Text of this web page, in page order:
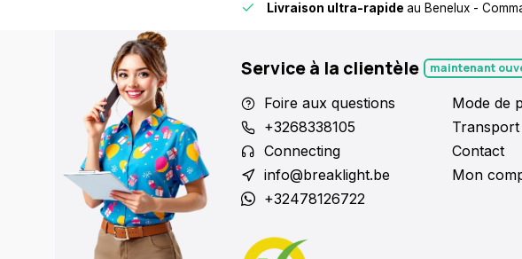
Plus de 15 000 points de retrait - Toujours un point
Service à la clientèle maintenant
Foire aux questions
+3268338105
Connecting
info@breaklight.be
+32478126722
Mode de
Contact
Mon